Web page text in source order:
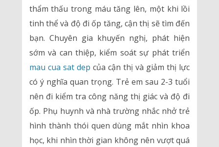
thẩm thấu trong máu tăng lên, một khi lồi
tinh thể và độ đi ốp tăng, cận thị sẽ tìm đến
bạn. Chuyên gia khuyến nghị, phát hiện
sớm và can thiệp, kiểm soát sự phát triển
mau cua sat dep của cận thị và giảm thị lực
có ý nghĩa quan trọng. Trẻ em sau 2-3 tuổi
nên đi kiểm tra công năng thị giác và độ đi
ốp. Phụ huynh và nhà trường nhắc nhở trẻ
hình thành thói quen dùng mắt nhìn khoa
học, khi nhìn thời gian không nên vượt quá